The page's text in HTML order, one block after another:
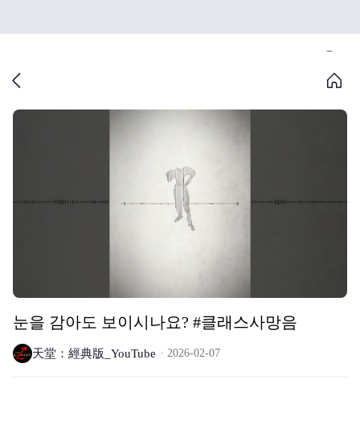
눈을 감아도 보이시나요? #클래스사망음
天堂：經典版_YouTube 2026-02-07